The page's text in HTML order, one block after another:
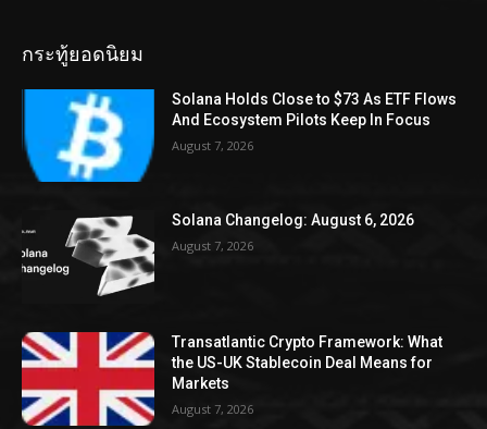
กระทู้ยอดนิยม
Solana Holds Close to $73 As ETF Flows
And Ecosystem Pilots Keep In Focus
August 7, 2026
Solana Changelog: August 6, 2026
August 7, 2026
Transatlantic Crypto Framework: What
the US-UK Stablecoin Deal Means for
Markets
August 7, 2026